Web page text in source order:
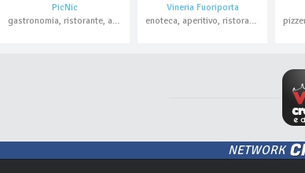
PicNic
gastronomia, ristorante, asporto
Vineria Fuoriporta
enoteca, aperitivo, ristorante , pesce, domicilio
NETWORK